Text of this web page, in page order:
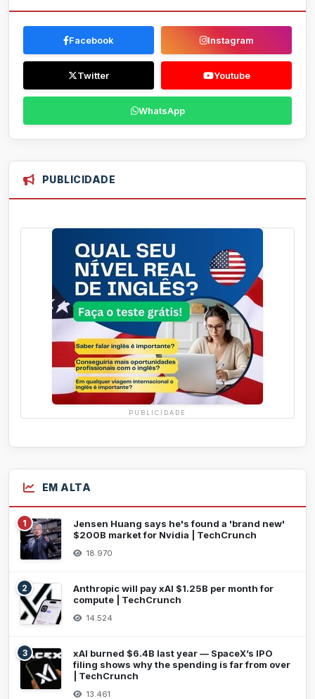
Facebook Instagram
Twitter Youtube
WhatsApp
PUBLICIDADE
PUBLICIDADE
EM ALTA
1
Jensen Huang says he's found a 'brand new'
$200B market for Nvidia | TechCrunch
18.970
2
Anthropic will pay xAI $1.25B per month for
compute | TechCrunch
14.524
3
xAI burned $6.4B last year — SpaceX’s IPO
filing shows why the spending is far from over
| TechCrunch
13.461